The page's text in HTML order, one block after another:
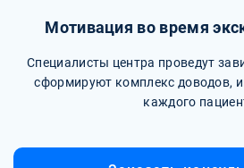
Мотивация во время
Специалисты центра проведут
сформируют комплекс доводов,
каждого